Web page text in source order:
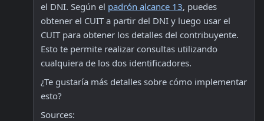
el DNI. Según el padrón alcance 13, puedes
obtener el CUIT a partir del DNI y luego usar el
CUIT para obtener los detalles del contribuyente.
Esto te permite realizar consultas utilizando
cualquiera de los dos identificadores.
¿Te gustaría más detalles sobre cómo implementar
esto?
Sources: